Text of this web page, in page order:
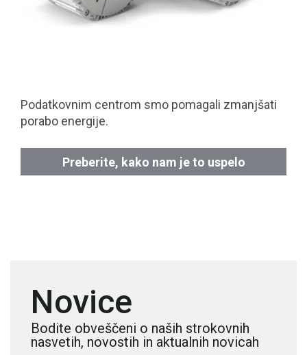
Podatkovnim centrom smo pomagali zmanjšati
porabo energije.
Preberite, kako nam je to uspelo
Novice
Bodite obveščeni o naših strokovnih
nasvetih, novostih in aktualnih novicah